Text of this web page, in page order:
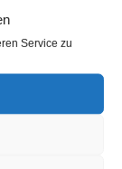
Service zu